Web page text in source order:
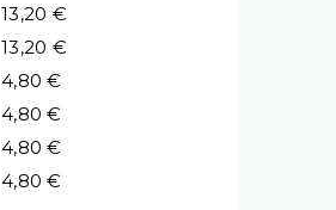
13,20 €
13,20 €
4,80 €
4,80 €
4,80 €
4,80 €